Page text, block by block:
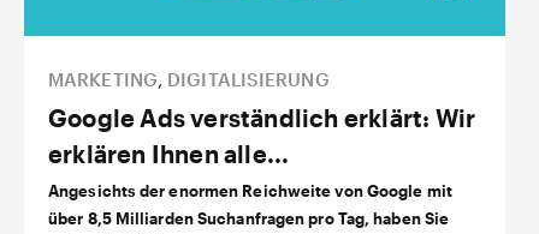
MARKETING, DIGITALISIERUNG
Google Ads verständlich erklärt: Wir
erklären Ihnen alle...
Angesichts der enormen Reichweite von Google mit
über 8,5 Milliarden Suchanfragen pro Tag, haben Sie